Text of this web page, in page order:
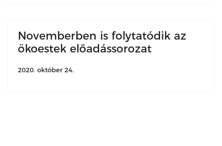
Novemberben is folytatódik az
ökoestek előadássorozat
2020. október 24.